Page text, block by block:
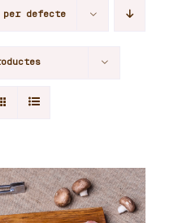
per defecte